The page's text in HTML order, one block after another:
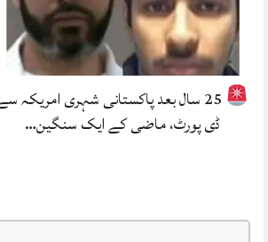
25 سال بعد پاکستانی شہری امریکہ
ڈی پورٹ، ماضی کے ایک سنگین…